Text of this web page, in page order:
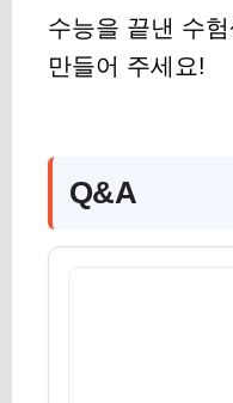
수능을 끝낸 수
만들어 주세요!
Q&A